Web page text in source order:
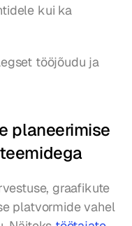
kui ka
tööjõudu ja
planeerimise
graafikute
platvormide vahel